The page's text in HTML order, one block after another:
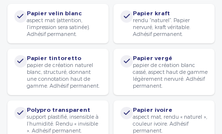
Papier velin blanc
aspect mat (attention,
l’impression sera satinée).
Adhésif permanent.
Papier kraft
rendu “naturel”. Papier
nervuré, kraft véritable.
Adhésif permanent.
Papier tintoretto
papier de création naturel
blanc, structuré, donnant
une connotation haut de
gamme. Adhésif permanent.
Papier vergé
papier de création blanc
cassé, aspect haut de gamme
légèrement nervuré. Adhésif
permanent.
Polypro transparent
support plastifié, insensible à
l’humidité. Rendu « invisible
». Adhésif permanent.
Papier ivoire
aspect mat, rendu « naturel »,
couleur ivoire. Adhésif
permanent.